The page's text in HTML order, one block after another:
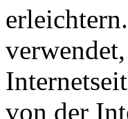
von der